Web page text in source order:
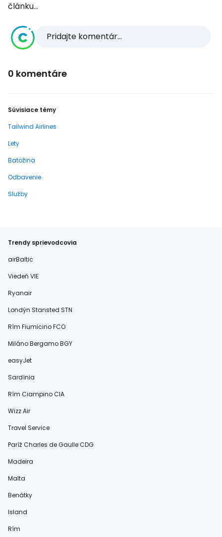
článku...
Pridajte komentár...
0 komentáre
Súvisiace témy
Tailwind Airlines
Lety
Batožina
Odbavenie
Služby
Trendy sprievodcovia
airBaltic
Viedeň VIE
Ryanair
Londýn Stansted STN
Rím Fiumicino FCO
Miláno Bergamo BGY
easyJet
Sardínia
Rím Ciampino CIA
Wizz Air
Travel Service
Paríž Charles de Gaulle CDG
Madeira
Malta
Benátky
Island
Rím